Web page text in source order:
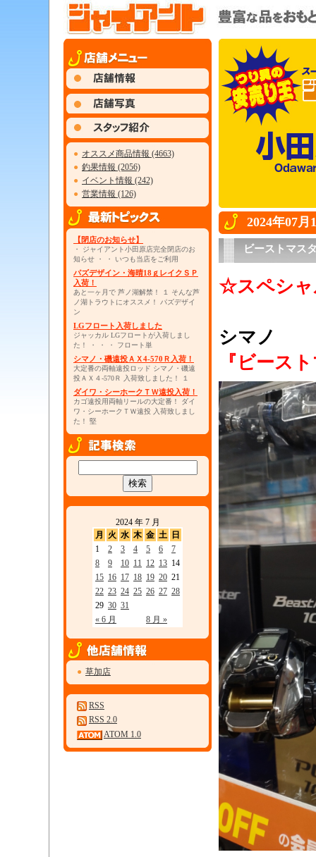
● オススメ商品情報 (4663)
● 釣果情報 (2056)
● イベント情報 (242)
● 営業情報 (126)
【閉店のお知らせ】
・ ジャイアント小田原店完全閉店のお
知らせ ・ ・ いつも当店をご利用
パズデザイン・海晴18ｇレイクＳＰ
入荷！
あと一ヶ月で 芦ノ湖解禁！ １ そんな芦
ノ湖トラウトにオススメ！ パズデザイ
ン
LGフロート入荷しました
ジャッカル LGフロートが入荷しまし
た！ ・ ・ ・ フロート単
シマノ・磯遠投ＡＸ4-570Ｒ入荷！
大定番の両軸遠投ロッド シマノ・磯遠
投ＡＸ４-570Ｒ 入荷致しました！ １
ダイワ・シーホークＴＷ遠投入荷！
カゴ遠投用両軸リールの大定番！ ダイ
ワ・シーホークＴＷ遠投 入荷致しまし
た！ 堅
2024 年 7 月
月
火 水 木 金 土 日
« 6 月 8 月 »
1 2 3 4 5 6
7
8
9 10 11 12 13 14
15 16 17 18 19 20 21
22 23 24 25 26 27 28
29 30 31
● 草加店
RSS
RSS 2.0
ATOM 1.0
2024年07月
ビーストマス
☆スペシ
シマノ
『ビース